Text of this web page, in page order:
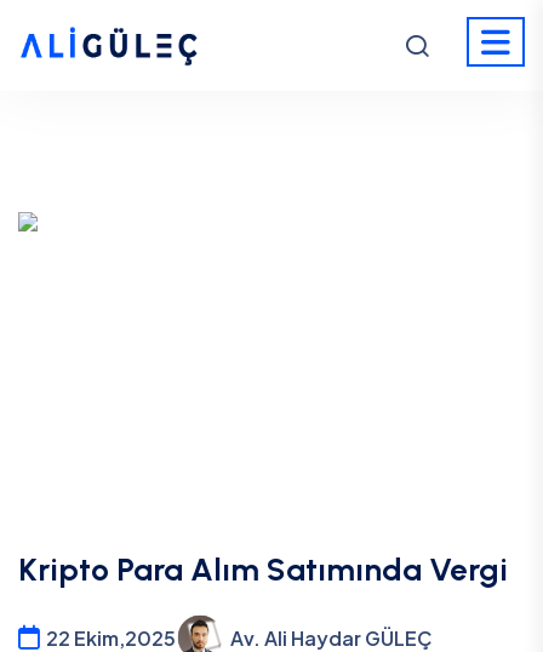
Kripto Para Alım Satımında Vergi
22 Ekim,2025
Av. Ali Haydar GÜLEÇ